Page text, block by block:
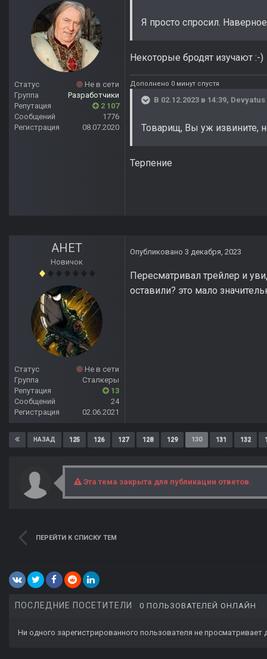
Статус
Не в сети
Группа
Разработчики
Репутация
2 107
Сообщений
1776
Регистрация
08.07.2020
Я просто спросил.
Некоторые бродят изучают :-)
Дополнено 0 минут спустя
В 02.12.2023 в 14:39, Devyatus
Товарищ, Вы уж извините,
Терпение
АНЕТ
Новичок
Статус
Не в сети
Группа
Сталкеры
Репутация
13
Сообщений
24
Регистрация
02.06.2021
Опубликовано 3 декабря, 2023
Пересматривал трейлер и
оставили? это мало
НАЗАД 125 126 127 128 129 130 131 132
Эта тема закрыта для публикации ответов.
ПЕРЕЙТИ К СПИСКУ ТЕМ
ПОСЛЕДНИЕ ПОСЕТИТЕЛИ 0 ПОЛЬЗОВАТЕЛЕЙ ОНЛАЙН
Ни одного зарегистрированного пользователя не просматривает